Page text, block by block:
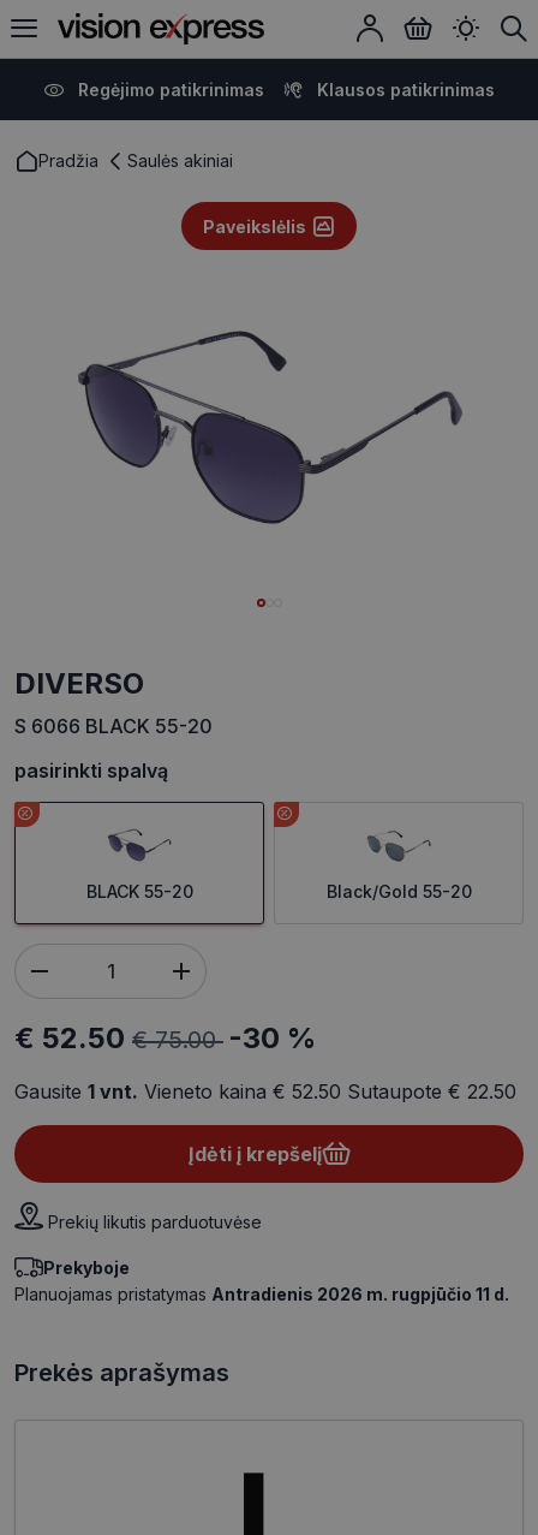
Regėjimo patikrinimas Klausos patikrinimas
Pradžia Saulės akiniai
Paveikslėlis
DIVERSO
S 6066 BLACK 55-20
pasirinkti spalvą
BLACK 55-20 Black/Gold 55-20
€ 52.50 € 75.00 -30 %
Gausite 1 vnt. Vieneto kaina € 52.50 Sutaupote € 22.50
Įdėti į krepšelį
Prekių likutis parduotuvėse
Prekyboje
Planuojamas pristatymas Antradienis 2026 m. rugpjūčio 11 d.
Prekės aprašymas